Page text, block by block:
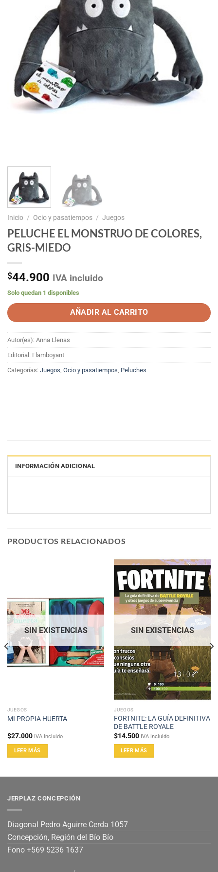
Inicio / Ocio y pasatiempos / Juegos
PELUCHE EL MONSTRUO DE COLORES,
GRIS-MIEDO
$44.900 IVA incluido
Solo quedan 1 disponibles
AÑADIR AL CARRITO
Autor(es): Anna Llenas
Editorial: Flamboyant
Categorías: Juegos Ocio y pasatiempos Peluches
INFORMACIÓN ADICIONAL
PRODUCTOS RELACIONADOS
SIN EXISTENCIAS
JUEGOS
MI PROPIA HUERTA
$27.000 IVA incluido
LEER MÁS
SIN EXISTENCIAS
JUEGOS
FORTNITE: LA GUÍA DEFINITIVA
DE BATTLE ROYALE
$14.500 IVA incluido
LEER MÁS
JERPLAZ CONCEPCIÓN
Diagonal Pedro Aguirre Cerda 1057
Concepción, Región del Bío Bío
Fono +569 5236 1637